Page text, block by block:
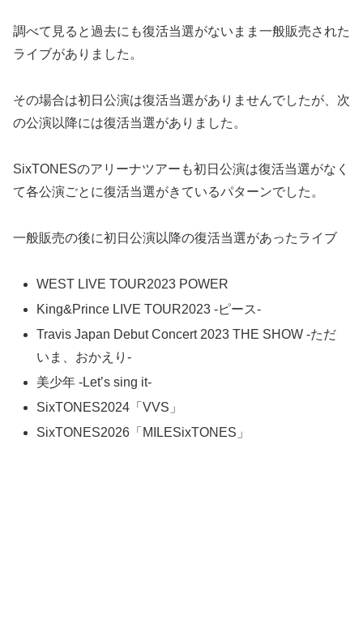
調べて見ると過去にも復活当選がないまま一般販売された
ライブがありました。
その場合は初日公演は復活当選がありませんでしたが、次
の公演以降には復活当選がありました。
SixTONESのアリーナツアーも初日公演は復活当選がなく
て各公演ごとに復活当選がきているパターンでした。
一般販売の後に初日公演以降の復活当選があったライブ
WEST LIVE TOUR2023 POWER
King&Prince LIVE TOUR2023 -ピース-
Travis Japan Debut Concert 2023 THE SHOW -ただ
いま、おかえり-
美少年 -Let’s sing it-
SixTONES2024「VVS」
SixTONES2026「MILESixTONES」